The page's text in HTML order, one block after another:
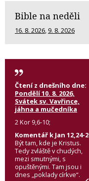
Bible na neděli
16. 8. 2026 9. 8. 2026
Čtení z dnešního dne:
Pondělí 10. 8. 2026,
Svátek sv. Vavřince,
jáhna a mučedníka
2 Kor 9,6-10;
Komentář k Jan 12,24-
Být tam, kde je Kristus.
Tedy zvláště v chudých,
mezi smutnými, s
opuštěnými. Tam jsou i
dnes „poklady církve“.